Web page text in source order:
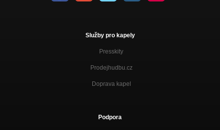
Služby pro kapely
Presskity
Prodejhudbu.cz
Doprava kapel
Podpora